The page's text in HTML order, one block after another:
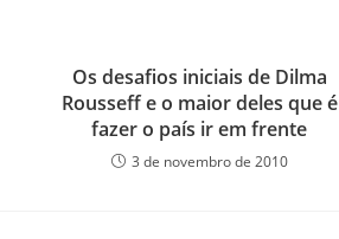
Os desafios iniciais de Dilma
Rousseff e o maior deles que é
fazer o país ir em frente
3 de novembro de 2010